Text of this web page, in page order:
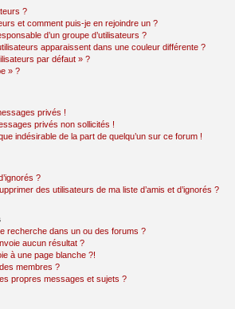
?
et comment puis-je en rejoindre un ?
d’un groupe d’utilisateurs ?
apparaissent dans une couleur différente ?
par défaut » ?
» ?
privés !
privés non sollicités !
indésirable de la part de quelqu’un sur ce forum !
?
des utilisateurs de ma liste d’amis et d’ignorés ?
recherche dans un ou des forums ?
aucun résultat ?
à une page blanche ?!
membres ?
propres messages et sujets ?